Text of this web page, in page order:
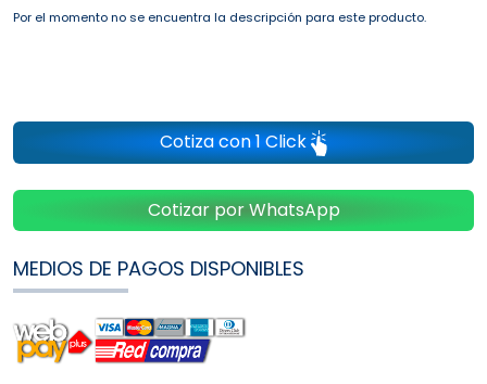
Por el momento no se encuentra la descripción para este producto.
Cotiza con 1 Click
Cotizar por WhatsApp
MEDIOS DE PAGOS DISPONIBLES